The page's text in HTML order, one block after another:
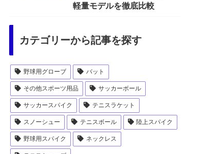
軽量モデルを徹底比較
カテゴリーから記事を探す
野球用グローブ バット
その他スポーツ用品 サッカーボール
サッカースパイク テニスラケット
スノーシュー テニスボール 陸上スパイク
野球用スパイク ネックレス